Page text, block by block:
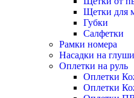
Щетки для
Губки
Салфетки
Рамки номера
Насадки на
Оплетки на руль
Оплетки
Оплетки